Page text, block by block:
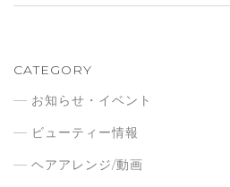
CATEGORY
お知らせ・イベント
ビューティー情報
ヘアアレンジ/動画